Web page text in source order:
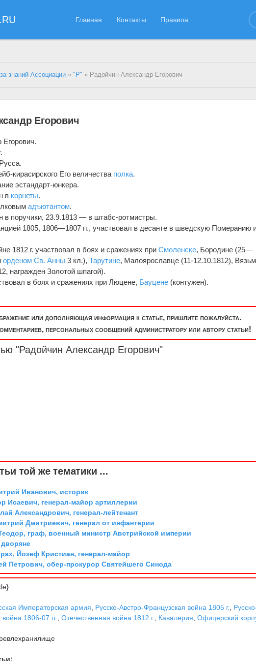
Главная Контакты Правила
знаний Ассоциации »"Р" » Радойчин Александр Егорович
Егорович
Егорович.
кирасирского Его величества полка.
эстандарт-юнкера.
в корнеты.
адъютантом.
в поручики, 23.9.1813 — в штабс-ротмистры.
1805, 1806—1807 гг., участвовал в десанте в шведскую Померанию
1812 г. участвовал в боях и сражениях приСмоленске, Бородине (25—
орденом Св. Анны 3 кл.),Тарутине, Малоярославце (11-12.10.1812),
награжден Золотой шпагой).
в боях и сражениях при Люцене, Бауцене (контужен).
или дополняющая информация к статье, пришлите пожалуйста.
персональных сообщений администратору или автору статьи!
"Радойчин Александр Егорович"
той же тематики ...
Иванович, историк
Исаевич, генерал-майор артиллерии
Александрович, генерал-лейтенант
Дмитриевич, генерал от инфантерии
граф, военный министр Австрийской империи
Йозеф Кристиан, генерал-майор
Петрович, обер-прокурор Святейшего Синода
Императорская армия Русско-Австро-Французская война 1805 г.
1806-07 гг.
,Отечественная война 1812 г. Кавалерия ,Офицерский